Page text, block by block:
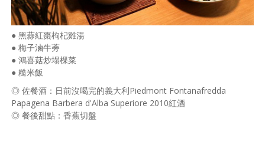
● 黑蒜紅棗枸杞雞湯
● 梅子滷牛蒡
● 鴻喜菇炒塌棵菜
● 糙米飯
◎ 佐餐酒：日前沒喝完的義大利Piedmont Fontanafredda
Papagena Barbera d'Alba Superiore 2010紅酒
◎ 餐後甜點：香蕉切盤